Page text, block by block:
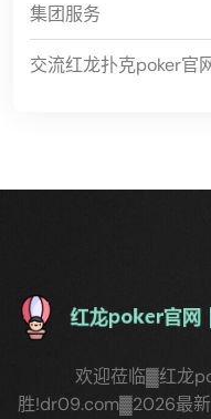
集团服务
交流红龙扑克poker官
欢迎莅临▓红龙
胜!dr09.com▓2026最新